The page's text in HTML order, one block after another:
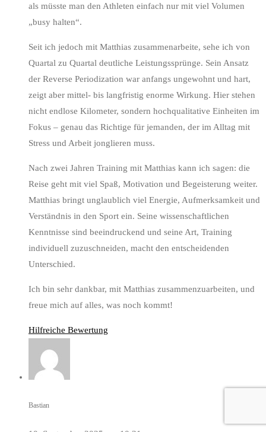
als müsste man den Athleten einfach nur mit viel Volumen
„busy halten“.
Seit ich jedoch mit Matthias zusammenarbeite, sehe ich von
Quartal zu Quartal deutliche Leistungssprünge. Sein Ansatz
der Reverse Periodization war anfangs ungewohnt und hart,
zeigt aber mittel- bis langfristig enorme Wirkung. Hier stehen
nicht endlose Kilometer, sondern hochqualitative Einheiten im
Fokus – genau das Richtige für jemanden, der im Alltag mit
Stress und Arbeit jonglieren muss.
Nach zwei Jahren Training mit Matthias kann ich sagen: die
Reise geht mit viel Spaß, Motivation und Begeisterung weiter.
Matthias bringt unglaublich viel Energie, Aufmerksamkeit und
Verständnis in den Sport ein. Seine wissenschaftlichen
Kenntnisse sind beeindruckend und seine Art, Training
individuell zuzuschneiden, macht den entscheidenden
Unterschied.
Ich bin sehr dankbar, mit Matthias zusammenzuarbeiten, und
freue mich auf alles, was noch kommt!
Hilfreiche Bewertung
Bastian